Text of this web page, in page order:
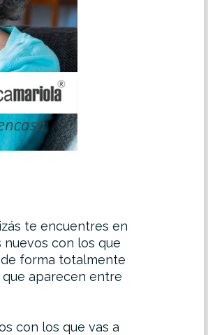
te encuentres en
con los que
forma totalmente
aparecen entre
con los que vas a